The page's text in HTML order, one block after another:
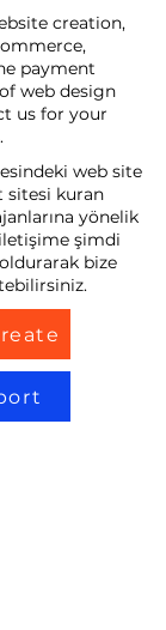
creation,
payment
web design
us for your
web site
sitesi kuran
yönelik
şimdi
bize